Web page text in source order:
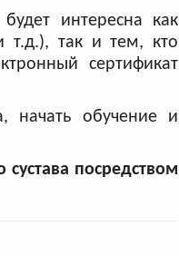
интересна как
т.д.), так и тем, кто
сертификат
начать обучение и
посредством